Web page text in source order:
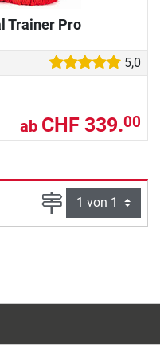
Trainer Pro
5,0
ab CHF 339.00
Seite